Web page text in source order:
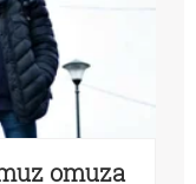
omuza